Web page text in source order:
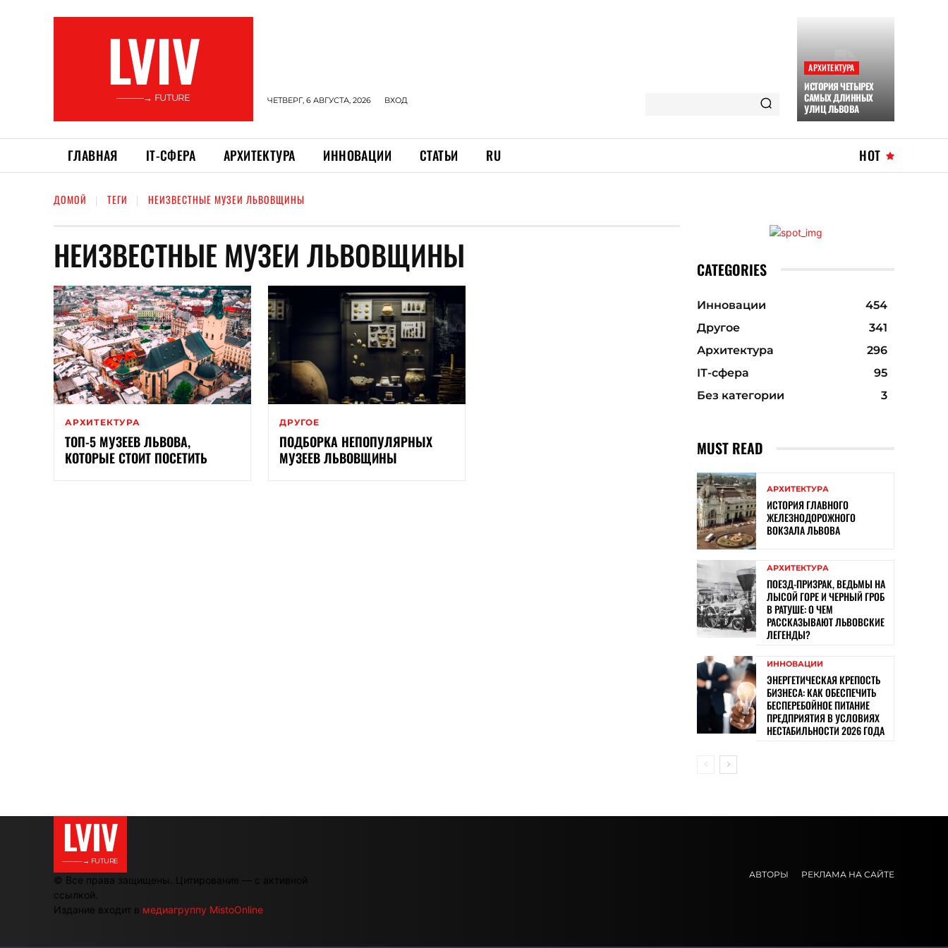
LVIV
———→ FUTURE ЧЕТВЕРГ, 6 АВГУСТА, 2026 ВХОД
АРХИТЕКТУРА
ИСТОРИЯ ЧЕТЫРЕХ
САМЫХ ДЛИННЫХ
УЛИЦ ЛЬВОВА
ГЛАВНАЯ ІТ-СФЕРА АРХИТЕКТУРА ИННОВАЦИИ СТАТЬИ RU HOT
ДОМОЙ ТЕГИ НЕИЗВЕСТНЫЕ МУЗЕИ ЛЬВОВЩИНЫ
НЕИЗВЕСТНЫЕ МУЗЕИ ЛЬВОВЩИНЫ
АРХИТЕКТУРА
ТОП-5 МУЗЕЕВ ЛЬВОВА,
КОТОРЫЕ СТОИТ ПОСЕТИТЬ
ДРУГОЕ
ПОДБОРКА НЕПОПУЛЯРНЫХ
МУЗЕЕВ ЛЬВОВЩИНЫ
CATEGORIES
Инновации
454
Другое
341
Архитектура
296
ІТ-сфера
95
Без категории
3
MUST READ
АРХИТЕКТУРА
ИСТОРИЯ ГЛАВНОГО
ЖЕЛЕЗНОДОРОЖНОГО
ВОКЗАЛА ЛЬВОВА
АРХИТЕКТУРА
ПОЕЗД-ПРИЗРАК, ВЕДЬМЫ НА
ЛЫСОЙ ГОРЕ И ЧЕРНЫЙ ГРОБ
В РАТУШЕ: О ЧЕМ
РАССКАЗЫВАЮТ ЛЬВОВСКИЕ
ЛЕГЕНДЫ?
ИННОВАЦИИ
ЭНЕРГЕТИЧЕСКАЯ КРЕПОСТЬ
БИЗНЕСА: КАК ОБЕСПЕЧИТЬ
БЕСПЕРЕБОЙНОЕ ПИТАНИЕ
ПРЕДПРИЯТИЯ В УСЛОВИЯХ
НЕСТАБИЛЬНОСТИ 2026 ГОДА
LVIV
———→ FUTURE
© Все права защищены. Цитирование — с активной
ссылкой.
Издание входит в медиагруппу MistoOnline
АВТОРЫ РЕКЛАМА НА САЙТЕ